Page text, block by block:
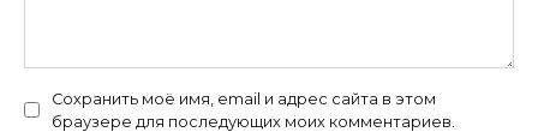
Сохранить моё имя, email и адрес сайта в этом
браузере для последующих моих комментариев.